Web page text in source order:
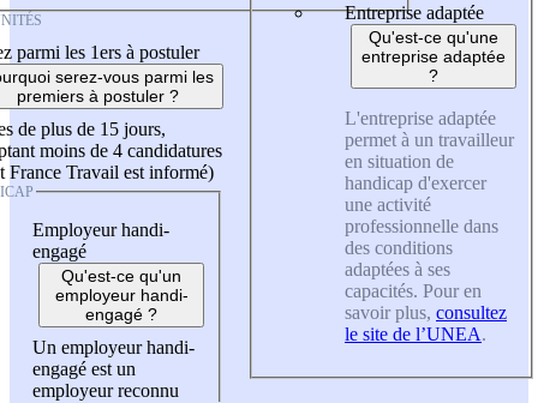
parmi les 1ers à postuler
serez-vous parmi les
premiers à postuler ?
de plus de 15 jours,
moins de 4 candidatures
France Travail est informé)
Employeur handi-
engagé
Qu'est-ce qu'un
employeur handi-
engagé ?
Un employeur handi-
engagé est un
employeur reconnu
Entreprise adaptée
Qu'est-ce qu'une
entreprise adaptée
?
L'entreprise adaptée
permet à un travailleur
en situation de
handicap d'exercer
une activité
professionnelle dans
des conditions
adaptées à ses
capacités. Pour en
savoir plus, consultez
le site de l’UNEA.